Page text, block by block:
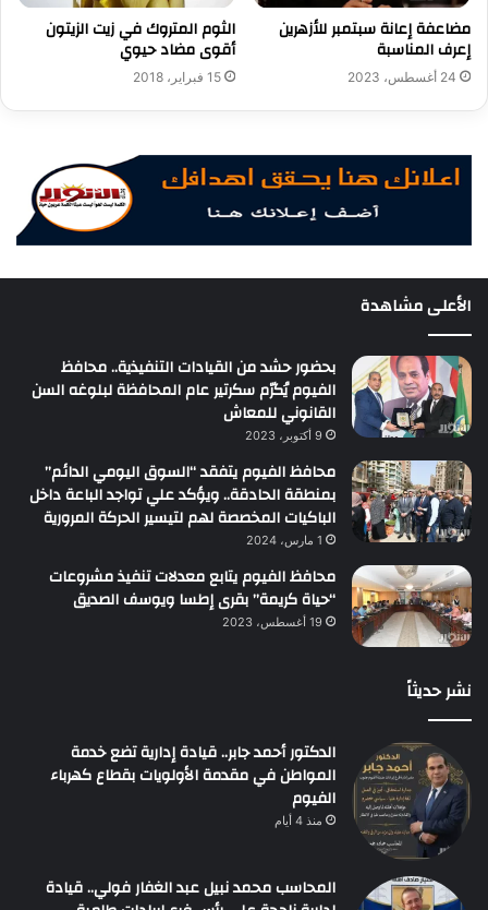
مضاعفة إعانة سبتمبر للأزهرين
إعرف المناسبة
24 أغسطس، 2023
الثوم المتروك في زيت الزيتون
أقوى مضاد حيوي
15 فبراير، 2018
الأعلى مشاهدة
بحضور حشد من القيادات التنفيذية.. محافظ
الفيوم يُكرّم سكرتير عام المحافظة لبلوغه السن
القانوني للمعاش
9 أكتوبر، 2023
محافظ الفيوم يتفقد “السوق اليومي الدائم”
بمنطقة الحادقة.. ويؤكد علي تواجد الباعة داخل
الباكيات المخصصة لهم لتيسير الحركة المرورية
1 مارس، 2024
محافظ الفيوم يتابع معدلات تنفيذ مشروعات
“حياة كريمة” بقرى إطسا ويوسف الصديق
19 أغسطس، 2023
نشر حديثاً
الدكتور أحمد جابر.. قيادة إدارية تضع خدمة
المواطن في مقدمة الأولويات بقطاع كهرباء
الفيوم
منذ 4 أيام
المحاسب محمد نبيل عبد الغفار فولي.. قيادة